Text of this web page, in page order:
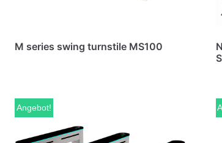
M series swing turnstile MS100
Angebot!